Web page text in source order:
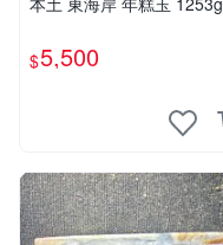
$5,500